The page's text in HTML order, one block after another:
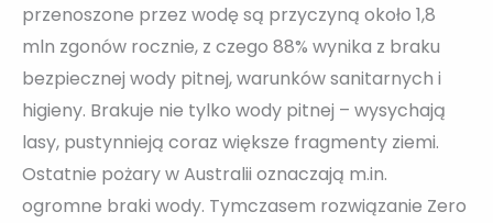
przenoszone przez wodę są przyczyną około 1,8
mln zgonów rocznie, z czego 88% wynika z braku
bezpiecznej wody pitnej, warunków sanitarnych i
higieny. Brakuje nie tylko wody pitnej – wysychają
lasy, pustynnieją coraz większe fragmenty ziemi.
Ostatnie pożary w Australii oznaczają m.in.
ogromne braki wody. Tymczasem rozwiązanie Zero